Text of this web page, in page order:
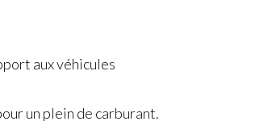
aux véhicules
un plein de carburant.